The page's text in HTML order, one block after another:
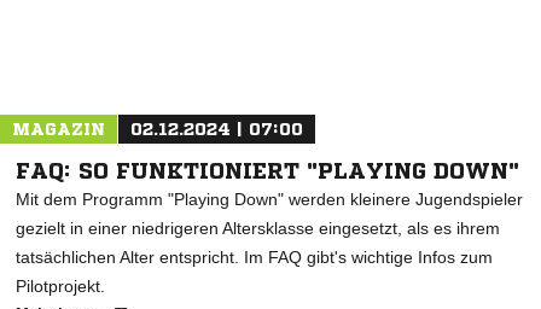
MAGAZIN 02.12.2024 | 07:00
FAQ: SO FUNKTIONIERT "PLAYING DOWN"
Mit dem Programm "Playing Down" werden kleinere Jugendspieler
gezielt in einer niedrigeren Altersklasse eingesetzt, als es ihrem
tatsächlichen Alter entspricht. Im FAQ gibt's wichtige Infos zum
Pilotprojekt.